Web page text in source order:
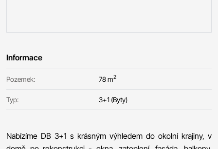
Informace
Pozemek: 78 m2
Typ: 3+1 (Byty)
Nabízíme DB 3+1 s krásným výhledem do okolní krajiny, v